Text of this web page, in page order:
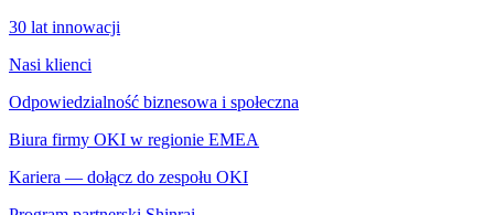
30 lat innowacji
Nasi klienci
Odpowiedzialność biznesowa i społeczna
Biura firmy OKI w regionie EMEA
Kariera — dołącz do zespołu OKI